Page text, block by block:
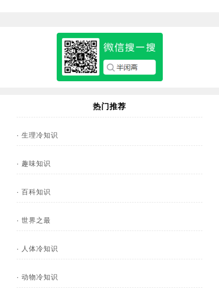
热门推荐
· 生理冷知识
· 趣味知识
· 百科知识
· 世界之最
· 人体冷知识
· 动物冷知识